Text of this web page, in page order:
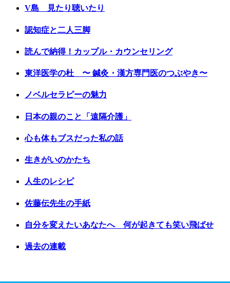
V島 見たり聴いたり
認知症と二人三脚
読んで納得！カップル・カウンセリング
東洋医学の杜 〜 鍼灸・漢方専門医のつぶやき〜
ノベルセラピーの魅力
日本の親のこと「遠隔介護」
心も体もブスだった私の話
生きがいのかたち
人生のレシピ
佐藤伝先生の手紙
自分を変えたいあなたへ 何が起きても笑い飛ばせ
過去の連載